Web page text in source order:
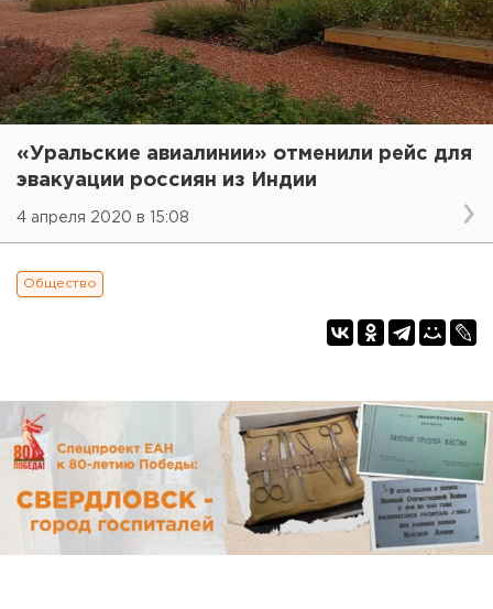
«Уральские авиалинии» отменили рейс для
эвакуации россиян из Индии
4 апреля 2020 в 15:08
Общество